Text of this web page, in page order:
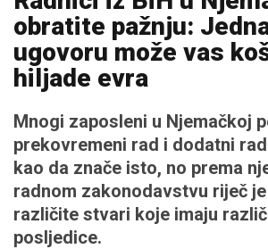
obratite pažnju:
ugovoru može vas
hiljade evra
Mnogi zaposleni u Njemačkoj
prekovremeni rad i dodatni
kao da znače isto, no prema
radnom zakonodavstvu riječ
različite stvari koje imaju
posljedice.